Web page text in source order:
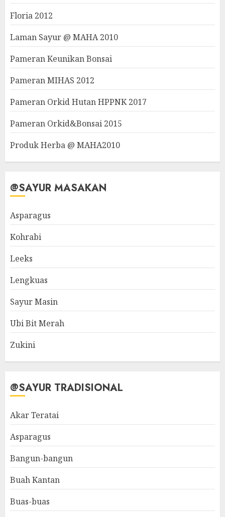
Floria 2012
Laman Sayur @ MAHA 2010
Pameran Keunikan Bonsai
Pameran MIHAS 2012
Pameran Orkid Hutan HPPNK 2017
Pameran Orkid&Bonsai 2015
Produk Herba @ MAHA2010
@SAYUR MASAKAN
Asparagus
Kohrabi
Leeks
Lengkuas
Sayur Masin
Ubi Bit Merah
Zukini
@SAYUR TRADISIONAL
Akar Teratai
Asparagus
Bangun-bangun
Buah Kantan
Buas-buas